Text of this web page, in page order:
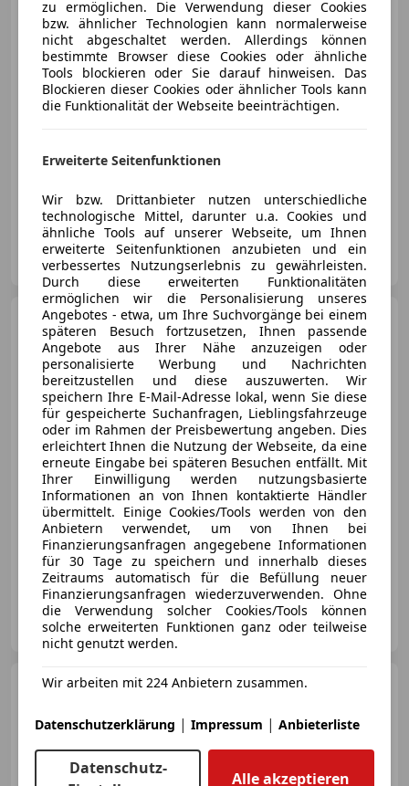
€ 103 990
Unterberger Automobile GmbH & Co KG II
AT-6330 Kufstein
Porsche 997Carrera S
Cabrio
€ 66 990
06/2006 108 000 km Benzin
261 kW (355 PS)
Carrera S Cabrio *20ZOLL*SPORTAUSSPUFF*SPORTFAHRW*
Euromobile
AT-6464 Tarrenz
Porsche 930Speedster
€ 210 000
zu ermöglichen. Die Verwendung dieser Cookies
bzw. ähnlicher Technologien kann normalerweise
nicht abgeschaltet werden. Allerdings können
bestimmte Browser diese Cookies oder ähnliche
Tools blockieren oder Sie darauf hinweisen. Das
Blockieren dieser Cookies oder ähnlicher Tools kann
die Funktionalität der Webseite beeinträchtigen.
Erweiterte Seitenfunktionen
Wir bzw. Drittanbieter nutzen unterschiedliche
technologische Mittel, darunter u.a. Cookies und
ähnliche Tools auf unserer Webseite, um Ihnen
erweiterte Seitenfunktionen anzubieten und ein
verbessertes Nutzungserlebnis zu gewährleisten.
Durch diese erweiterten Funktionalitäten
ermöglichen wir die Personalisierung unseres
Angebotes - etwa, um Ihre Suchvorgänge bei einem
späteren Besuch fortzusetzen, Ihnen passende
Angebote aus Ihrer Nähe anzuzeigen oder
personalisierte Werbung und Nachrichten
bereitzustellen und diese auszuwerten. Wir
speichern Ihre E-Mail-Adresse lokal, wenn Sie diese
für gespeicherte Suchanfragen, Lieblingsfahrzeuge
oder im Rahmen der Preisbewertung angeben. Dies
erleichtert Ihnen die Nutzung der Webseite, da eine
erneute Eingabe bei späteren Besuchen entfällt. Mit
Ihrer Einwilligung werden nutzungsbasierte
Informationen an von Ihnen kontaktierte Händler
übermittelt. Einige Cookies/Tools werden von den
Anbietern verwendet, um von Ihnen bei
Finanzierungsanfragen angegebene Informationen
für 30 Tage zu speichern und innerhalb dieses
Zeitraums automatisch für die Befüllung neuer
Finanzierungsanfragen wiederzuverwenden. Ohne
die Verwendung solcher Cookies/Tools können
solche erweiterten Funktionen ganz oder teilweise
nicht genutzt werden.
Wir arbeiten mit 224 Anbietern zusammen.
Datenschutzerklärung | Impressum | Anbieterliste
Datenschutz-
Alle akzeptieren